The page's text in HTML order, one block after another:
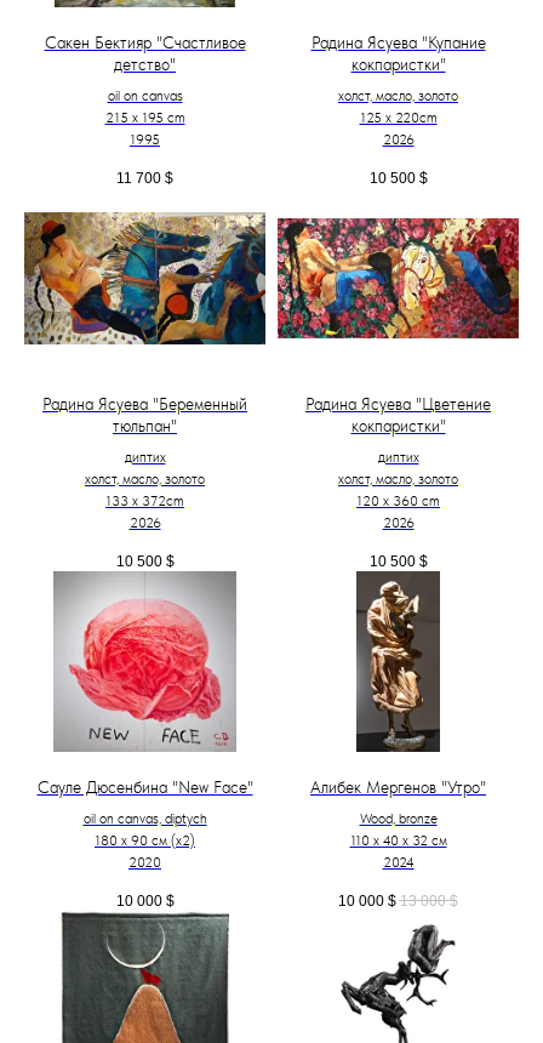
Сакен Бектияр "Счастливое
детство"
oil on canvas
215 x 195 cm
1995
11 700 $
Радина Ясуева "Купание
кокпаристки"
холст, масло, золото
125 х 220cm
2026
10 500 $
Радина Ясуева "Беременный
тюльпан"
диптих
холст, масло, золото
133 х 372cm
2026
10 500 $
Радина Ясуева "Цветение
кокпаристки"
диптих
холст, масло, золото
120 х 360 cm
2026
10 500 $
Сауле Дюсенбина "New Face"
oil on canvas, diptych
180 x 90 см (х2)
2020
10 000 $
Алибек Мергенов "Утро"
Wood, bronze
110 х 40 х 32 см
2024
10 000 $ 13 000 $